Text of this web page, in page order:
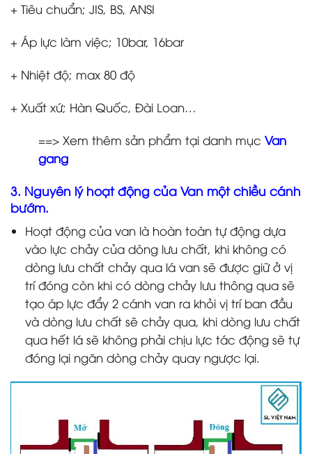
+ Tiêu chuẩn; JIS, BS, ANSI
+ Áp lực làm việc; 10bar, 16bar
+ Nhiệt độ; max 80 độ
+ Xuất xứ; Hàn Quốc, Đài Loan…
==> Xem thêm sản phẩm tại danh mục Van
gang
3. Nguyên lý hoạt động của Van một chiều cánh
bướm.
Hoạt động của van là hoàn toàn tự động dựa
vào lực chảy của dòng lưu chất, khi không có
dòng lưu chất chảy qua lá van sẽ được giữ ở vị
trí đóng còn khi có dòng chảy lưu thông qua sẽ
tạo áp lực đẩy 2 cánh van ra khỏi vị trí ban đầu
và dòng lưu chất sẽ chảy qua, khi dòng lưu chất
qua hết lá sẽ không phải chịu lực tác động sẽ tự
đóng lại ngăn dòng chảy quay ngược lại.